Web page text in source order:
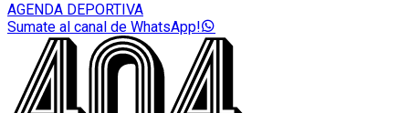
AGENDA DEPORTIVA
Sumate al canal de WhatsApp!